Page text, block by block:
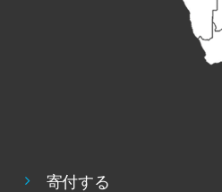
寄付する